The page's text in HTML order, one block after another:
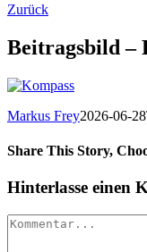
Zurück
Beitragsbild –
Markus Frey2026-06-
Share This Story,
Hinterlasse einen
Kommentar